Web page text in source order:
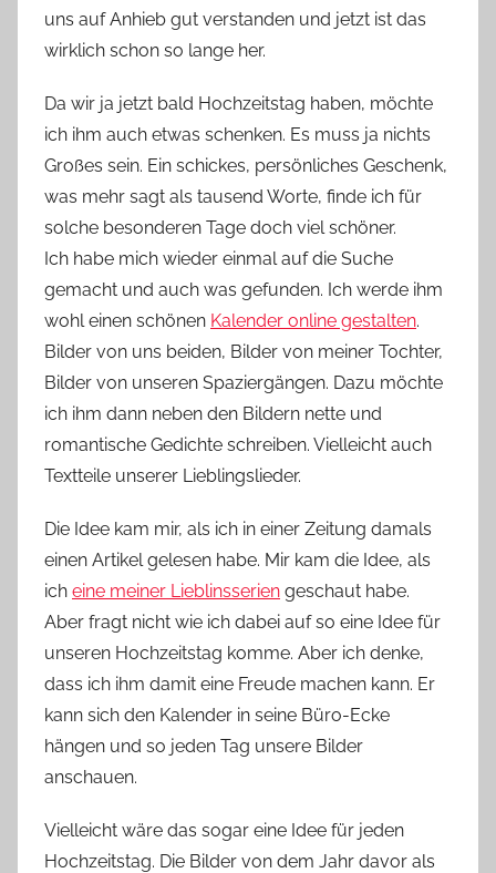
uns auf Anhieb gut verstanden und jetzt ist das
wirklich schon so lange her.
Da wir ja jetzt bald Hochzeitstag haben, möchte
ich ihm auch etwas schenken. Es muss ja nichts
Großes sein. Ein schickes, persönliches Geschenk,
was mehr sagt als tausend Worte, finde ich für
solche besonderen Tage doch viel schöner.
Ich habe mich wieder einmal auf die Suche
gemacht und auch was gefunden. Ich werde ihm
wohl einen schönen Kalender online gestalten.
Bilder von uns beiden, Bilder von meiner Tochter,
Bilder von unseren Spaziergängen. Dazu möchte
ich ihm dann neben den Bildern nette und
romantische Gedichte schreiben. Vielleicht auch
Textteile unserer Lieblingslieder.
Die Idee kam mir, als ich in einer Zeitung damals
einen Artikel gelesen habe. Mir kam die Idee, als
ich eine meiner Lieblinsserien geschaut habe.
Aber fragt nicht wie ich dabei auf so eine Idee für
unseren Hochzeitstag komme. Aber ich denke,
dass ich ihm damit eine Freude machen kann. Er
kann sich den Kalender in seine Büro-Ecke
hängen und so jeden Tag unsere Bilder
anschauen.
Vielleicht wäre das sogar eine Idee für jeden
Hochzeitstag. Die Bilder von dem Jahr davor als